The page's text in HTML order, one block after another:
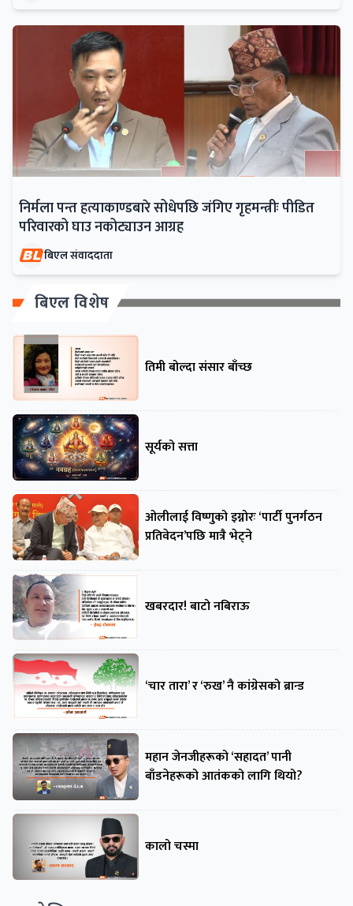
निर्मला पन्त हत्याकाण्डबारे सोधेपछि जंगिए गृहमन्त्रीः पीडित
परिवारको घाउ नकोट्याउन आग्रह
बिएल संवाददाता
बिएल विशेष
तिमी बोल्दा संसार बाँच्छ
सूर्यको सत्ता
ओलीलाई विष्णुको इग्नोरः ‘पार्टी पुनर्गठन
प्रतिवेदन’पछि मात्रै भेट्ने
खबरदार! बाटो नबिराऊ
‘चार तारा’ र ‘रुख’ नै कांग्रेसको ब्रान्ड
महान जेनजीहरूको ‘सहादत’ पानी
बाँडनेहरूको आतंकको लागि थियो?
कालो चस्मा